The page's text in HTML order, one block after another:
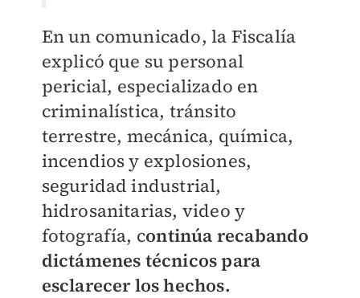
En un comunicado, la Fiscalía
explicó que su personal
pericial, especializado en
criminalística, tránsito
terrestre, mecánica, química,
incendios y explosiones,
seguridad industrial,
hidrosanitarias, video y
fotografía, continúa recabando
dictámenes técnicos para
esclarecer los hechos.